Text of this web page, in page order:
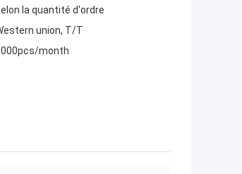
la quantité d'ordre
union, T/T
month